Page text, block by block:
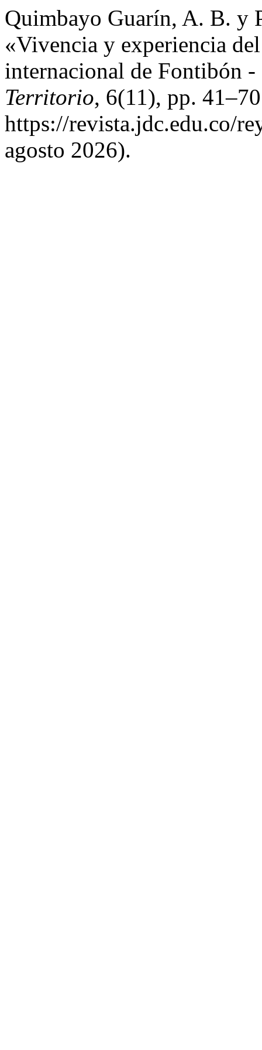
Quimbayo Guarín, A. B. y
«Vivencia y experiencia
internacional de Fontibón
Territorio, 6(11), pp.
https://revista.jdc.edu.co/
agosto 2026).